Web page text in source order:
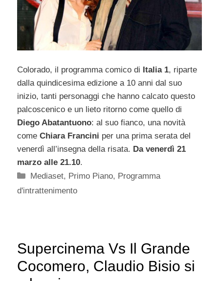
Colorado, il programma comico di Italia 1, riparte
dalla quindicesima edizione a 10 anni dal suo
inizio, tanti personaggi che hanno calcato questo
palcoscenico e un lieto ritorno come quello di
Diego Abatantuono: al suo fianco, una novità
come Chiara Francini per una prima serata del
venerdì all’insegna della risata. Da venerdì 21
marzo alle 21.10.
Categorie
Mediaset, Primo Piano, Programma
d'intrattenimento
Supercinema Vs Il Grande
Cocomero, Claudio Bisio si